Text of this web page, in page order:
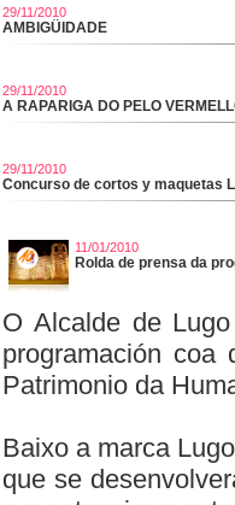
29/11/2010
AMBIGÜIDADE
29/11/2010
A RAPARIGA DO PELO
29/11/2010
Concurso de cortos y maquetas
11/01/2010
Rolda de prensa da
O Alcalde de
programación coa
Patrimonio da
Baixo a marca
que se